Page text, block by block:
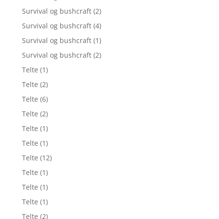
Survival og bushcraft (2)
Survival og bushcraft (4)
Survival og bushcraft (1)
Survival og bushcraft (2)
Telte (1)
Telte (2)
Telte (6)
Telte (2)
Telte (1)
Telte (1)
Telte (12)
Telte (1)
Telte (1)
Telte (1)
Telte (2)